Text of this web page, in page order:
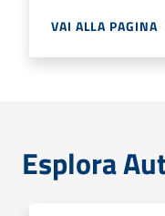
VAI ALLA PAGINA
Esplora